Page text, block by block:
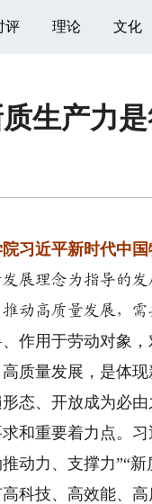
评 理论 文化
生产力
近平新时代中国
展理念为指导的
动高质量发展，
用于劳动对象，
质量发展，是体
态、开放成为必
和重要着力点。
动力、支撑力”“
科技、高效能、